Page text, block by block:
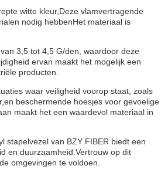
witte kleur,Deze vlamvertragende
nodig hebbenHet materiaal is
3,5 tot 4,5 G/den, waardoor deze
ervan maakt het mogelijk een
producten.
waar veiligheid voorop staat, zoals
beschermende hoesjes voor gevoelige
maakt het een waardevol materiaal in
stapelvezel van BZY FIBER biedt een
en duurzaamheid.Vertrouw op dit
omgevingen te voldoen.